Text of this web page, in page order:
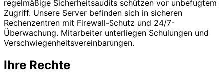
regelmäßige Sicherheitsaudits schützen vor unbefugtem
Zugriff. Unsere Server befinden sich in sicheren
Rechenzentren mit Firewall-Schutz und 24/7-
Überwachung. Mitarbeiter unterliegen Schulungen und
Verschwiegenheitsvereinbarungen.
Ihre Rechte